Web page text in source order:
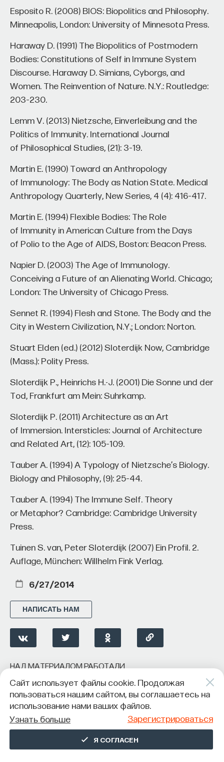
Esposito R. (2008) BIOS: Biopolitics and Philosophy.
Minneapolis, London: University of Minnesota Press.
Haraway D. (1991) The Biopolitics of Postmodern
Bodies: Constitutions of Self in Immune System
Discourse. Haraway D. Simians, Cyborgs, and
Women. The Reinvention of Nature. N.Y.: Routledge:
203–230.
Lemm V. (2013) Nietzsche, Einverleibung and the
Politics of Immunity. International Journal
of Philosophical Studies, (21): 3–19.
Martin E. (1990) Toward an Anthropology
of Immunology: The Body as Nation State. Medical
Anthropology Quarterly, New Series, 4 (4): 416–417.
Martin E. (1994) Flexible Bodies: The Role
of Immunity in American Culture from the Days
of Polio to the Age of AIDS, Boston: Beacon Press.
Napier D. (2003) The Age of Immunology.
Conceiving a Future of an Alienating World. Chicago;
London: The University of Chicago Press.
Sennet R. (1994) Flesh and Stone. The Body and the
City in Western Civilization, N.Y.; London: Norton.
Stuart Elden (еd.) (2012) Sloterdijk Now, Cambridge
(Mass.): Polity Press.
Sloterdijk P., Heinrichs H.-J. (2001) Die Sonne und der
Tod, Frankfurt am Mein: Suhrkamp.
Sloterdijk P. (2011) Architecture as an Art
of Immersion. Intersticles: Journal of Architecture
and Related Art, (12): 105–109.
Tauber A. (1994) A Typology of Nietzsche’s Biology.
Biology and Philosophy, (9): 25–44.
Tauber A. (1994) The Immune Self. Theory
or Metaphor? Cambridge: Cambridge University
Press.
Tuinen S. van, Peter Sloterdijk (2007) Ein Profil. 2.
Auflage, München: Willhelm Fink Verlag.
6/27/2014
НАПИСАТЬ НАМ
НАД МАТЕРИАЛОМ РАБОТАЛИ
Денис Сивков
теоретической социологии и эпистемологии
ИОН РАНХиГС
СОЦИОЛОГИЯ
Сайт использует файлы cookie. Продолжая
пользоваться нашим сайтом, вы соглашаетесь на
использование нами ваших файлов.
Узнать больше
Зарегистрироваться
Я СОГЛАСЕН